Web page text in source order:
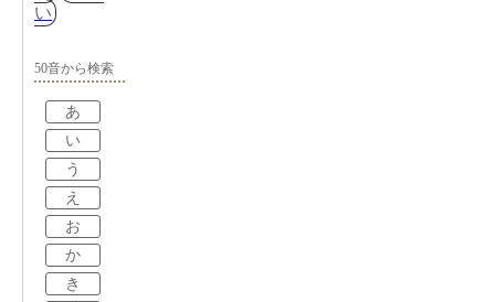
い
50音から検索
あ
い
う
え
お
か
き